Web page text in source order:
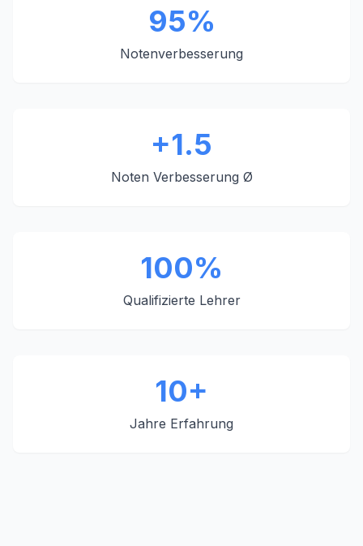
95%
Notenverbesserung
+1.5
Noten Verbesserung Ø
100%
Qualifizierte Lehrer
10+
Jahre Erfahrung